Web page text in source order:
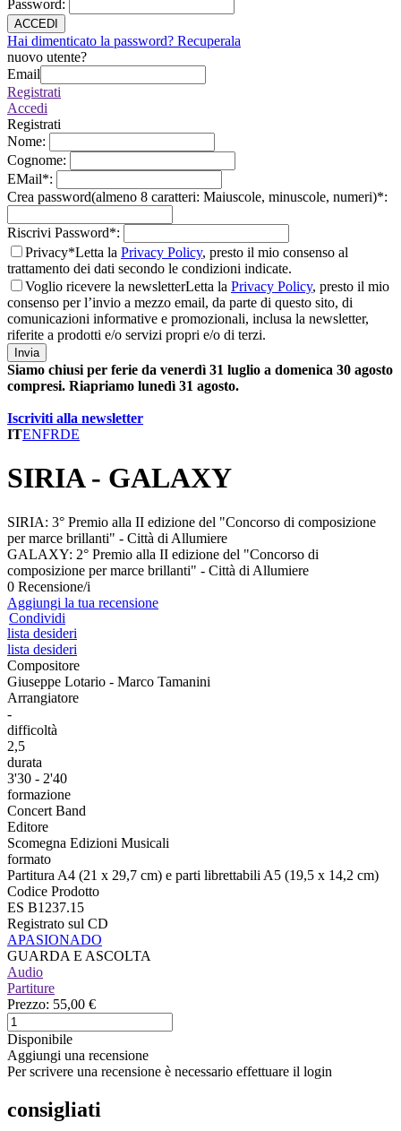
Password:
ACCEDI
Hai dimenticato la password? Recuperala
nuovo utente?
Email
Registrati
Accedi
Registrati
Nome:
Cognome:
EMail*:
Crea password(almeno 8 caratteri: Maiuscole, minuscole, numeri)*:
Riscrivi Password*:
Privacy*Letta la Privacy Policy, presto il mio consenso al
trattamento dei dati secondo le condizioni indicate.
Voglio ricevere la newsletterLetta la Privacy Policy, presto il mio
consenso per l’invio a mezzo email, da parte di questo sito, di
comunicazioni informative e promozionali, inclusa la newsletter,
riferite a prodotti e/o servizi propri e/o di terzi.
Invia
Siamo chiusi per ferie da venerdì 31 luglio a domenica 30 agosto
compresi. Riapriamo lunedì 31 agosto.
Iscriviti alla newsletter
ITENFRDE
SIRIA - GALAXY
SIRIA: 3° Premio alla II edizione del "Concorso di composizione
per marce brillanti" - Città di Allumiere
GALAXY: 2° Premio alla II edizione del "Concorso di
composizione per marce brillanti" - Città di Allumiere
0 Recensione/i
Aggiungi la tua recensione
Condividi
lista desideri
lista desideri
Compositore
Giuseppe Lotario - Marco Tamanini
Arrangiatore
-
difficoltà
2,5
durata
3'30 - 2'40
formazione
Concert Band
Editore
Scomegna Edizioni Musicali
formato
Partitura A4 (21 x 29,7 cm) e parti librettabili A5 (19,5 x 14,2 cm)
Codice Prodotto
ES B1237.15
Registrato sul CD
APASIONADO
GUARDA E ASCOLTA
Audio
Partiture
Prezzo: 55,00 €
Disponibile
Aggiungi una recensione
Per scrivere una recensione è necessario effettuare il login
consigliati